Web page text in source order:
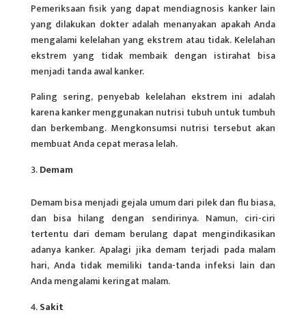
Pemeriksaan fisik yang dapat mendiagnosis kanker lain
yang dilakukan dokter adalah menanyakan apakah Anda
mengalami kelelahan yang ekstrem atau tidak. Kelelahan
ekstrem yang tidak membaik dengan istirahat bisa
menjadi tanda awal kanker.
Paling sering, penyebab kelelahan ekstrem ini adalah
karena kanker menggunakan nutrisi tubuh untuk tumbuh
dan berkembang. Mengkonsumsi nutrisi tersebut akan
membuat Anda cepat merasa lelah.
Demam
Demam bisa menjadi gejala umum dari pilek dan flu biasa,
dan bisa hilang dengan sendirinya. Namun, ciri-ciri
tertentu dari demam berulang dapat mengindikasikan
adanya kanker. Apalagi jika demam terjadi pada malam
hari, Anda tidak memiliki tanda-tanda infeksi lain dan
Anda mengalami keringat malam.
Sakit